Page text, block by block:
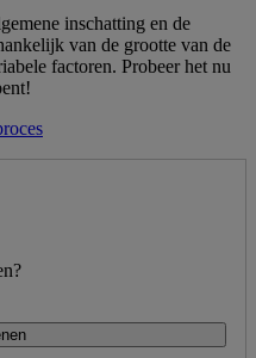
inschatting en de
van de grootte van de
factoren. Probeer het nu